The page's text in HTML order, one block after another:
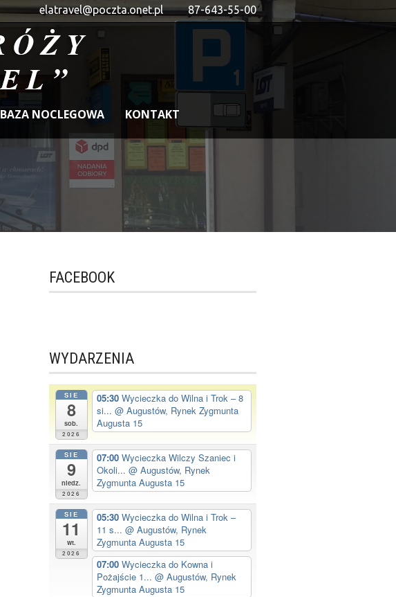
elatravel@poczta.onet.pl 87-643-55-00
BAZA NOCLEGOWA KONTAKT
FACEBOOK
WYDARZENIA
SIE
8
sob.
2026
05:30 Wycieczka do Wilna i Trok – 8
si... @ Augustów, Rynek Zygmunta
Augusta 15
SIE
9
niedz.
2026
07:00 Wycieczka Wilczy Szaniec i
Okoli... @ Augustów, Rynek
Zygmunta Augusta 15
SIE
11
wt.
2026
05:30 Wycieczka do Wilna i Trok –
11 s... @ Augustów, Rynek
Zygmunta Augusta 15
07:00 Wycieczka do Kowna i
Pożajście 1... @ Augustów, Rynek
Zygmunta Augusta 15